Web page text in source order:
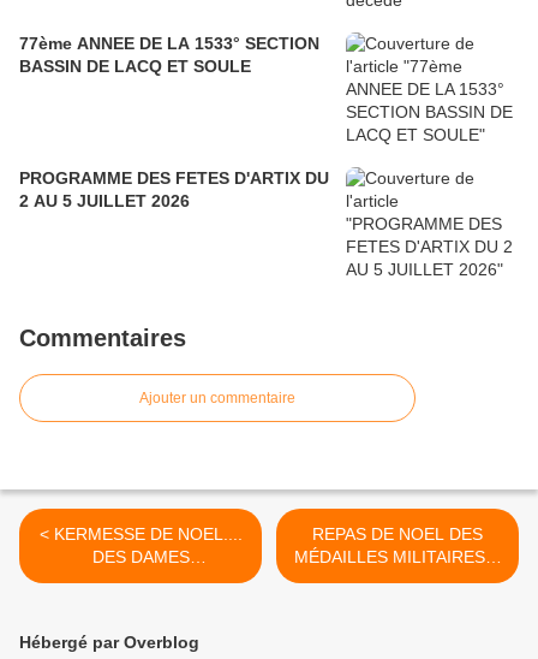
77ème ANNEE DE LA 1533° SECTION
BASSIN DE LACQ ET SOULE
PROGRAMME DES FETES D'ARTIX DU
2 AU 5 JUILLET 2026
Commentaires
Ajouter un commentaire
< KERMESSE DE NOEL....
DES DAMES
D'ENTRAIDE... 30
(64)
REPAS DE NOEL DES
MÉDAILLES MILITAIRES A
MOURENX (64) >
Hébergé par Overblog